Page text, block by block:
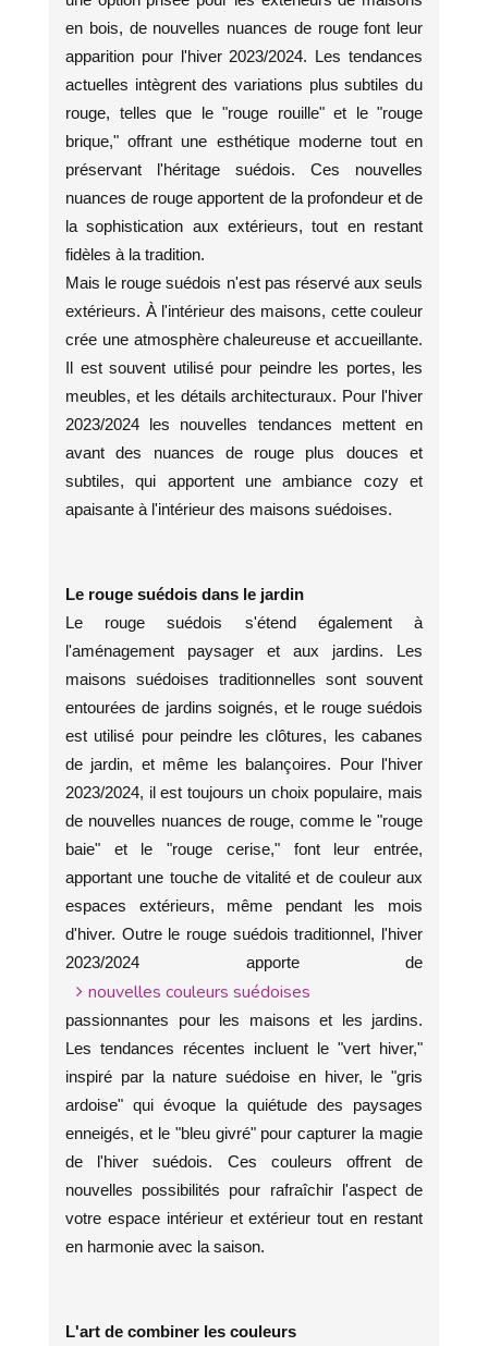
en bois, de nouvelles nuances de rouge font leur
apparition pour l'hiver 2023/2024. Les tendances
actuelles intègrent des variations plus subtiles du
rouge, telles que le "rouge rouille" et le "rouge
brique," offrant une esthétique moderne tout en
préservant l'héritage suédois. Ces nouvelles
nuances de rouge apportent de la profondeur et de
la sophistication aux extérieurs, tout en restant
fidèles à la tradition.
Mais le rouge suédois n'est pas réservé aux seuls
extérieurs. À l'intérieur des maisons, cette couleur
crée une atmosphère chaleureuse et accueillante.
Il est souvent utilisé pour peindre les portes, les
meubles, et les détails architecturaux. Pour l'hiver
2023/2024 les nouvelles tendances mettent en
avant des nuances de rouge plus douces et
subtiles, qui apportent une ambiance cozy et
apaisante à l'intérieur des maisons suédoises.
Le rouge suédois dans le jardin
Le rouge suédois s'étend également à
l'aménagement paysager et aux jardins. Les
maisons suédoises traditionnelles sont souvent
entourées de jardins soignés, et le rouge suédois
est utilisé pour peindre les clôtures, les cabanes
de jardin, et même les balançoires. Pour l'hiver
2023/2024, il est toujours un choix populaire, mais
de nouvelles nuances de rouge, comme le "rouge
baie" et le "rouge cerise," font leur entrée,
apportant une touche de vitalité et de couleur aux
espaces extérieurs, même pendant les mois
d'hiver. Outre le rouge suédois traditionnel, l'hiver
2023/2024 apporte de
nouvelles couleurs suédoises
passionnantes pour les maisons et les jardins.
Les tendances récentes incluent le "vert hiver,"
inspiré par la nature suédoise en hiver, le "gris
ardoise" qui évoque la quiétude des paysages
enneigés, et le "bleu givré" pour capturer la magie
de l'hiver suédois. Ces couleurs offrent de
nouvelles possibilités pour rafraîchir l'aspect de
votre espace intérieur et extérieur tout en restant
en harmonie avec la saison.
L'art de combiner les couleurs